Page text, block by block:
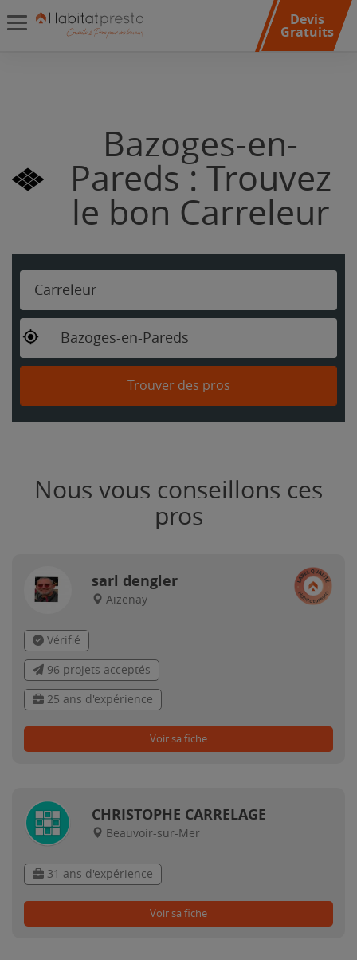
Devis
Gratuits
Bazoges-en-
Pareds : Trouvez
le bon Carreleur
Carreleur
Bazoges-en-Pareds
Trouver des pros
Nous vous conseillons ces
pros
sarl dengler
Aizenay
Vérifié
96 projets acceptés
25 ans d'expérience
Voir sa fiche
CHRISTOPHE CARRELAGE
Beauvoir-sur-Mer
31 ans d'expérience
Voir sa fiche